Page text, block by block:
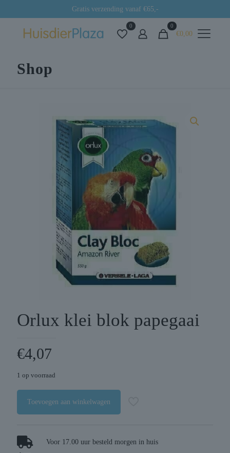
Gratis verzending vanaf €65,-
0 0
€0,00
Shop
Orlux klei blok papegaai
€4,07
1 op voorraad
Toevoegen aan winkelwagen
Voor 17.00 uur besteld morgen in huis